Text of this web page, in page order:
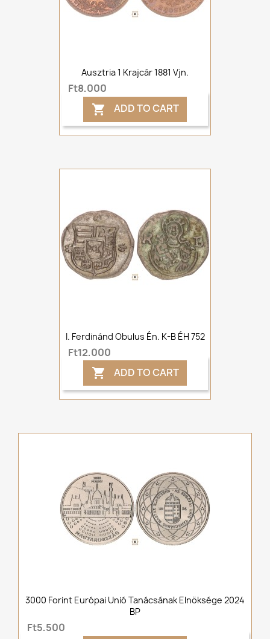
Ausztria 1 Krajcár 1881 Vjn.
Ft8,000
 ADD TO CART
I. Ferdinánd Obulus Én. K-B ÉH 752
Ft12,000
 ADD TO CART
3000 Forint Európai Unió Tanácsának Elnöksége 2024
BP
Ft5,500